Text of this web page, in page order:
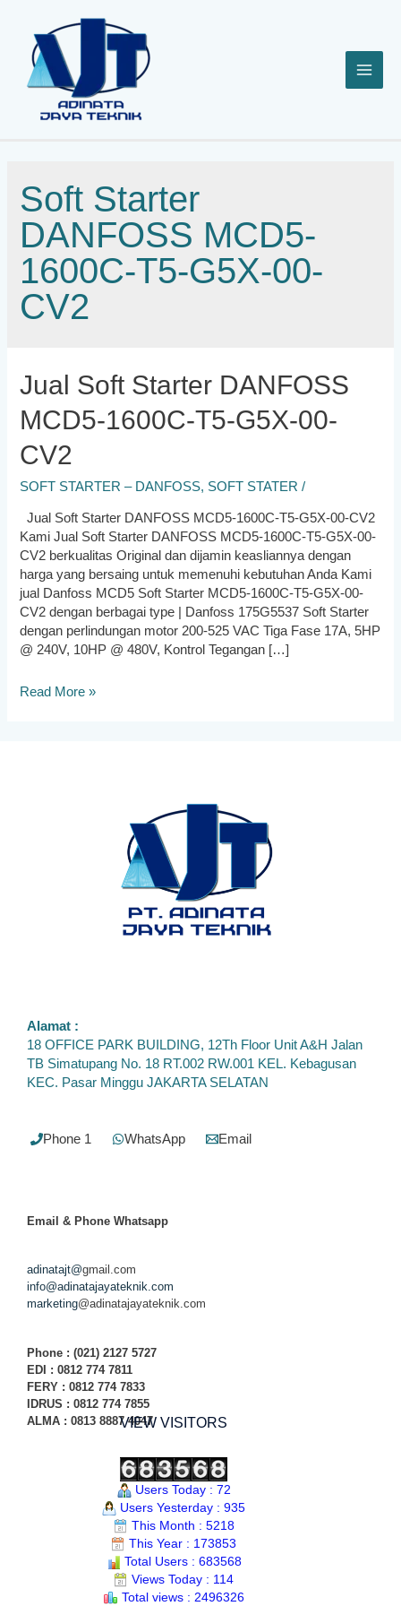
konten
Soft Starter
DANFOSS MCD5-
1600C-T5-G5X-00-
CV2
Jual Soft Starter DANFOSS
MCD5-1600C-T5-G5X-00-
CV2
SOFT STARTER – DANFOSS, SOFT STATER /
Jual Soft Starter DANFOSS MCD5-1600C-T5-G5X-00-CV2
Kami Jual Soft Starter DANFOSS MCD5-1600C-T5-G5X-00-
CV2 berkualitas Original dan dijamin keasliannya dengan
harga yang bersaing untuk memenuhi kebutuhan Anda Kami
jual Danfoss MCD5 Soft Starter MCD5-1600C-T5-G5X-00-
CV2 dengan berbagai type | Danfoss 175G5537 Soft Starter
dengan perlindungan motor 200-525 VAC Tiga Fase 17A, 5HP
@ 240V, 10HP @ 480V, Kontrol Tegangan […]
Jual
Read More »
Alamat :
18 OFFICE PARK BUILDING, 12Th Floor Unit A&H Jalan
TB Simatupang No. 18 RT.002 RW.001 KEL. Kebagusan
KEC. Pasar Minggu JAKARTA SELATAN
Phone 1 WhatsApp Email
Email & Phone Whatsapp
adinatajt@gmail.com
info@adinatajayateknik.com
marketing@adinatajayateknik.com
Phone : (021) 2127 5727
EDI : 0812 774 7811
FERY : 0812 774 7833
IDRUS : 0812 774 7855
ALMA : 0813 8887 4047VIEW VISITORS
Users Today : 72
Users Yesterday : 935
This Month : 5218
This Year : 173853
Total Users : 683568
Views Today : 114
Total views : 2496326